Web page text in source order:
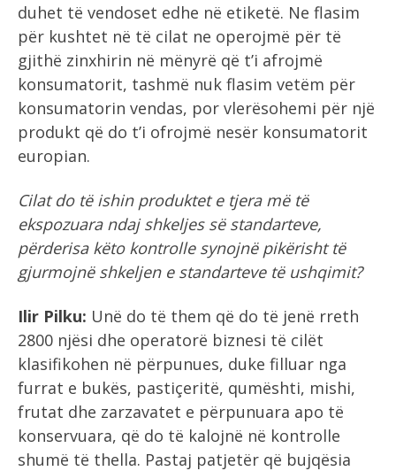
duhet të vendoset edhe në etiketë. Ne flasim
për kushtet në të cilat ne operojmë për të
gjithë zinxhirin në mënyrë që t’i afrojmë
konsumatorit, tashmë nuk flasim vetëm për
konsumatorin vendas, por vlerësohemi për një
produkt që do t’i ofrojmë nesër konsumatorit
europian.
Cilat do të ishin produktet e tjera më të
ekspozuara ndaj shkeljes së standarteve,
përderisa këto kontrolle synojnë pikërisht të
gjurmojnë shkeljen e standarteve të ushqimit?
Ilir Pilku: Unë do të them që do të jenë rreth
2800 njësi dhe operatorë biznesi të cilët
klasifikohen në përpunues, duke filluar nga
furrat e bukës, pastiçeritë, qumështi, mishi,
frutat dhe zarzavatet e përpunuara apo të
konservuara, që do të kalojnë në kontrolle
shumë të thella. Pastaj patjetër që bujqësia